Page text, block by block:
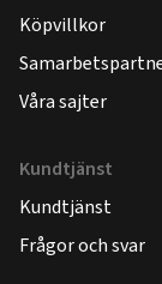
Köpvillkor
Våra sajter
Kundtjänst
Kundtjänst
Frågor och svar